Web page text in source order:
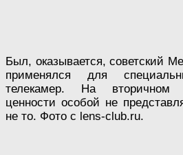
Был, оказывается, советский
применялся для
телекамер. На вторичном
ценности особой не
не то. Фото с lens-club.ru.